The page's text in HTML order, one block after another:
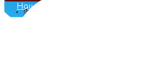
Наш Телеграм
Фонди пам’яті